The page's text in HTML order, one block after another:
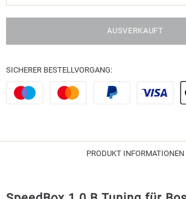
AUSVERKAUFT
SICHERER BESTELLVORGANG:
PRODUKT INFORMATIONEN